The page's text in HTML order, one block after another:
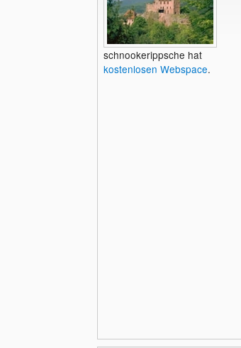
schnookerippsche hat
kostenlosen Webspace.